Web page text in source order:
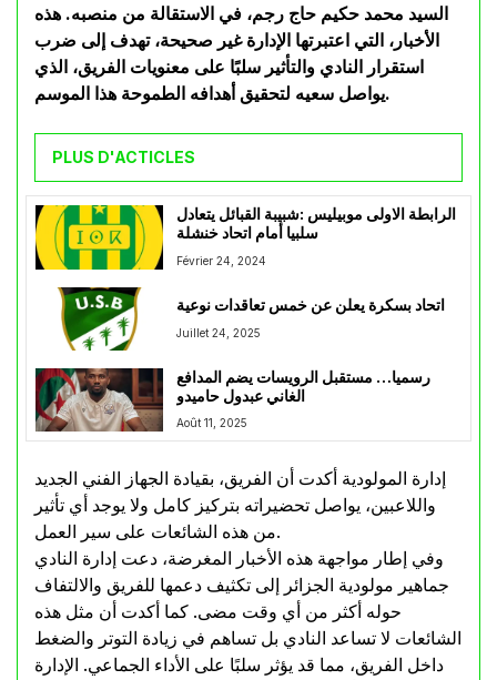
السيد محمد حكيم حاج رجم، في الاستقالة من منصبه. هذه
الأخبار، التي اعتبرتها الإدارة غير صحيحة، تهدف إلى ضرب
استقرار النادي والتأثير سلبًا على معنويات الفريق، الذي
يواصل سعيه لتحقيق أهدافه الطموحة هذا الموسم.
PLUS D'ACTICLES
الرابطة الاولى موبيليس :شبيبة القبائل يتعادل
سلبيا أمام اتحاد خنشلة
Février 24, 2024
اتحاد بسكرة يعلن عن خمس تعاقدات نوعية
Juillet 24, 2025
رسميا… مستقبل الرويسات يضم المدافع
الغاني عبدول حاميدو
Août 11, 2025
إدارة المولودية أكدت أن الفريق، بقيادة الجهاز الفني الجديد
واللاعبين، يواصل تحضيراته بتركيز كامل ولا يوجد أي تأثير
من هذه الشائعات على سير العمل.
وفي إطار مواجهة هذه الأخبار المغرضة، دعت إدارة النادي
جماهير مولودية الجزائر إلى تكثيف دعمها للفريق والالتفاف
حوله أكثر من أي وقت مضى. كما أكدت أن مثل هذه
الشائعات لا تساعد النادي بل تساهم في زيادة التوتر والضغط
داخل الفريق، مما قد يؤثر سلبًا على الأداء الجماعي. الإدارة